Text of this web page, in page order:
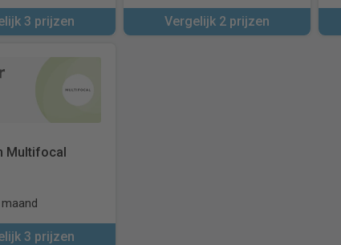
3 prijzen Vergelijk 2 prijzen
Multifocal
3 prijzen